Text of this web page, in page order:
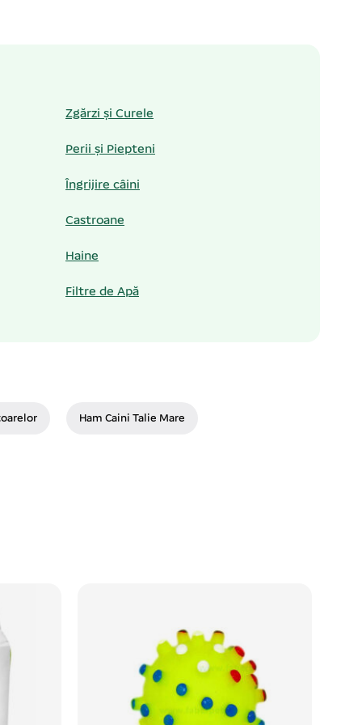
Zgărzi și Curele
Perii și Piepteni
Îngrijire câini
Castroane
Haine
Filtre de Apă
Ham Caini Talie Mare